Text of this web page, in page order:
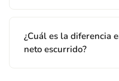
¿Cuál es la diferencia
neto escurrido?